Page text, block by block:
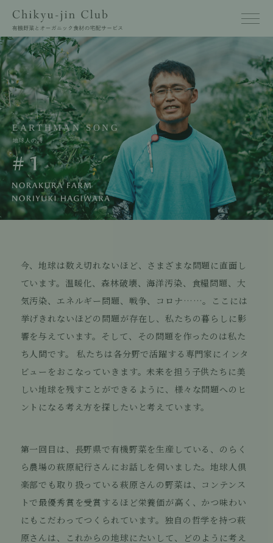
今、地球は数え切れないほど、さまざまな問題に直面し
ています。温暖化、森林破壊、海洋汚染、食糧問題、大
気汚染、エネルギー問題、戦争、コロナ……。ここには
挙げきれないほどの問題が存在し、私たちの暮らしに影
響を与えています。そして、その問題を作ったのは私た
ち人間です。 私たちは各分野で活躍する専門家にインタ
ビューをおこなっていきます。未来を担う子供たちに美
しい地球を残すことができるように、様々な問題へのヒ
ントになる考え方を探したいと考えています。
第一回目は、長野県で有機野菜を生産している、のらく
ら農場の萩原紀行さんにお話しを伺いました。地球人倶
楽部でも取り扱っている萩原さんの野菜は、コンテンス
トで最優秀賞を受賞するほど栄養価が高く、かつ味わい
にもこだわってつくられています。独自の哲学を持つ萩
原さんは、これからの地球にたいして、どのように考え